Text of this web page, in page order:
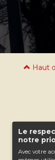
Le
notre
Avec votre
Haut